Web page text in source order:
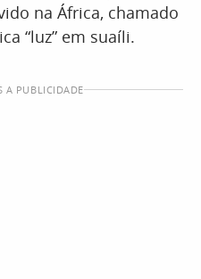
na África, chamado
“luz” em suaíli.
A PUBLICIDADE